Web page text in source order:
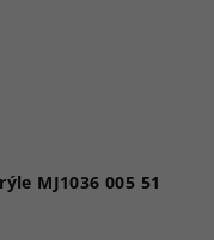
MJ1036 005 51